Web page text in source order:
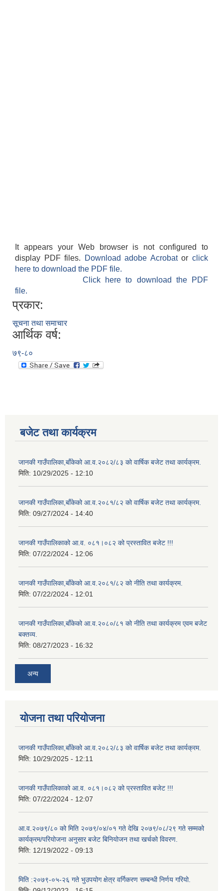
It appears your Web browser is not configured to
display PDF files.
Download adobe Acrobatorclick
here to download the PDF file.
Click here to download the PDF
file.
प्रकार:
सूचना तथा समाचार
आर्थिक वर्ष:
७९-८०
बजेट तथा कार्यक्रम
जानकी गाउँपालिका,बाँकेको आ.व.२०८२/८३ को वार्षिक बजेट तथा कार्यक्रम.
मिति: 10/29/2025 - 12:10
जानकी गाउँपालिका,बाँकेको आ.व.२०८१/८२ को वार्षिक बजेट तथा कार्यक्रम.
मिति: 09/27/2024 - 14:40
जानकी गाउँपालिकाको आ.व. ०८१।०८२ को प्रस्तावित बजेट !!!
मिति: 07/22/2024 - 12:06
जानकी गाउँपालिका,बाँकेको आ.व.२०८१/८२ को नीति तथा कार्यक्रम.
मिति: 07/22/2024 - 12:01
जानकी गाउँपालिका,बाँकेको आ.व.२०८०/८१ को नीति तथा कार्यक्रम एवम बजेट
बक्तव्य.
मिति: 08/27/2023 - 16:32
अन्य
योजना तथा परियोजना
जानकी गाउँपालिका,बाँकेको आ.व.२०८२/८३ को वार्षिक बजेट तथा कार्यक्रम.
मिति: 10/29/2025 - 12:11
जानकी गाउँपालिकाको आ.व. ०८१।०८२ को प्रस्तावित बजेट !!!
मिति: 07/22/2024 - 12:07
आ.व.२०७९/८० को मिति २०७९/०४/०१ गते देखि २०७९/०८/२९ गते सम्मको
कार्यक्रम/परियोजना अनुसार बजेट बिनियोजन तथा खर्चको विवरण.
मिति: 12/19/2022 - 09:13
मिति :२०७९-०५-२६ गते भुउपयोग क्षेत्र वर्गिकरण सम्बन्धी निर्णय गरियो.